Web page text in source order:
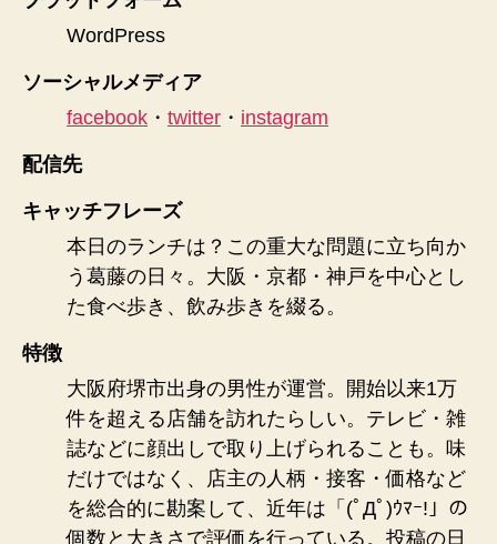
WordPress
ソーシャルメディア
facebook ・ twitter ・ instagram
配信先
キャッチフレーズ
本日のランチは？この重大な問題に立ち向か
う葛藤の日々。大阪・京都・神戸を中心とし
た食べ歩き、飲み歩きを綴る。
特徴
大阪府堺市出身の男性が運営。開始以来1万
件を超える店舗を訪れたらしい。テレビ・雑
誌などに顔出しで取り上げられることも。味
だけではなく、店主の人柄・接客・価格など
を総合的に勘案して、近年は「(ﾟДﾟ)ｳﾏｰ!」の
個数と大きさで評価を行っている。投稿の日